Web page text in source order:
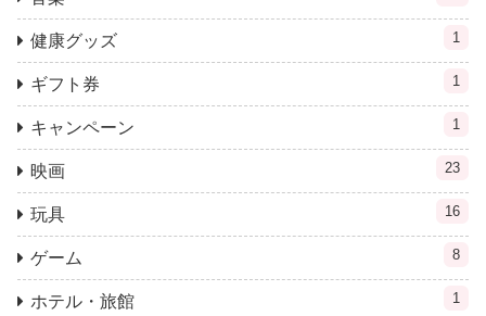
健康グッズ 1
ギフト券 1
キャンペーン 1
映画 23
玩具 16
ゲーム 8
ホテル・旅館 1